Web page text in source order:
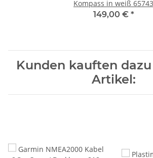
Kompass in weiß 65743
149,00 € *
Kunden kauften
Artikel: